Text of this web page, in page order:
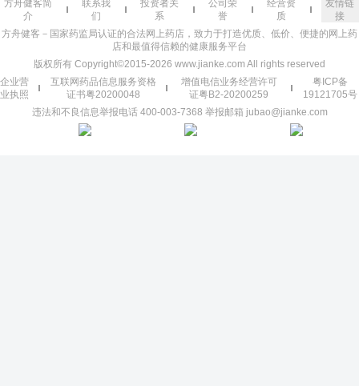
方舟健客简
介
联系我
们
投资者关
系
公司荣
誉
经营资
质
友情链
接
方舟健客－国家药监局认证的合法网上药店，致力于打造优质、低价、便捷的网上药
店和最值得信赖的健康服务平台
版权所有 Copyright©2015-2026 www.jianke.com All rights reserved
企业营
业执照
互联网药品信息服务资格
证书粤20200048
增值电信业务经营许可
证粤B2-20200259
粤ICP备
19121705号
违法和不良信息举报电话 400-003-7368 举报邮箱 jubao@jianke.com